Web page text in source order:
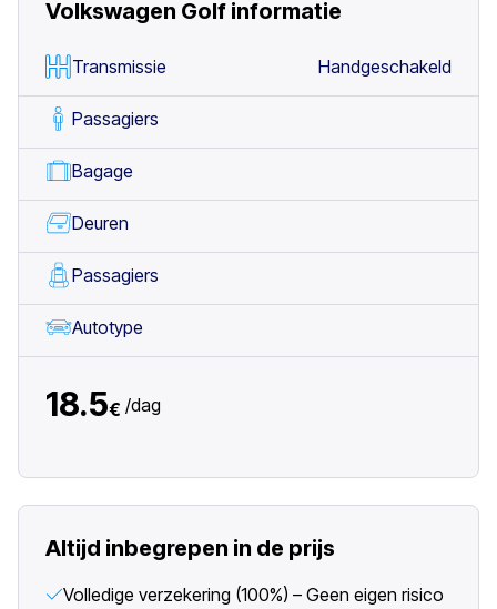
Volkswagen Golf informatie
Transmissie Handgeschakeld
Passagiers
Bagage
Deuren
Passagiers
Autotype
18.5€ /dag
Altijd inbegrepen in de prijs
Volledige verzekering (100%) – Geen eigen risico